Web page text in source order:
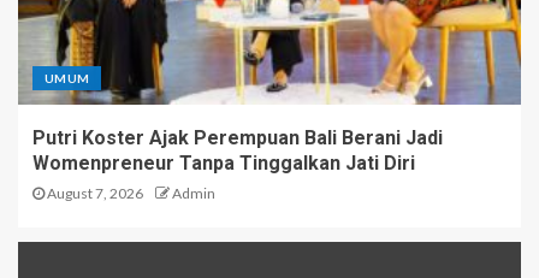
UMUM
Putri Koster Ajak Perempuan Bali Berani Jadi
Womenpreneur Tanpa Tinggalkan Jati Diri
August 7, 2026 Admin